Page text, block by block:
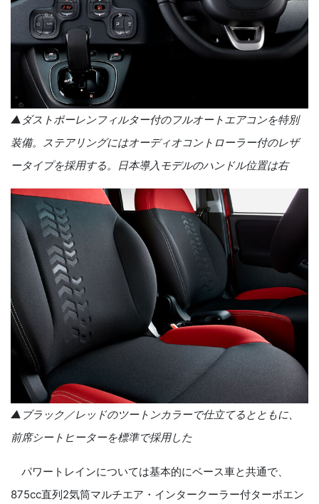
▲ダストポーレンフィルター付のフルオートエアコンを特別
装備。ステアリングにはオーディオコントローラー付のレザ
ータイプを採用する。日本導入モデルのハンドル位置は右
▲ブラック／レッドのツートンカラーで仕立てるとともに、
前席シートヒーターを標準で採用した
パワートレインについては基本的にベース車と共通で、
875cc直列2気筒マルチエア・インタークーラー付ターボエン